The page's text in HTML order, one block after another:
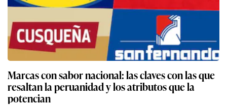
Marcas con sabor nacional: las claves con las que
resaltan la peruanidad y los atributos que la
potencian